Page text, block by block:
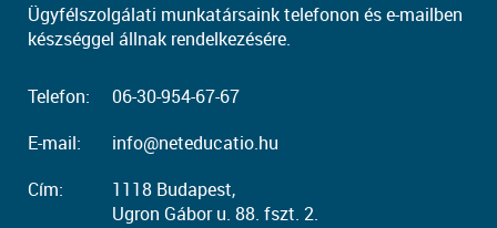
Ügyfélszolgálati munkatársaink telefonon és e-mailben
készséggel állnak rendelkezésére.
Telefon:
06-30-954-67-67
E-mail:
info@neteducatio.hu
Cím:
1118 Budapest,
Ugron Gábor u. 88. fszt. 2.